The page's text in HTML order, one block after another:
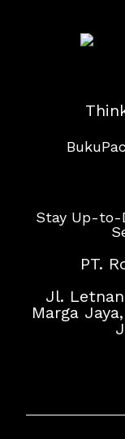
Buku
Stay Up-
PT.
Jl. Letnan
Marga